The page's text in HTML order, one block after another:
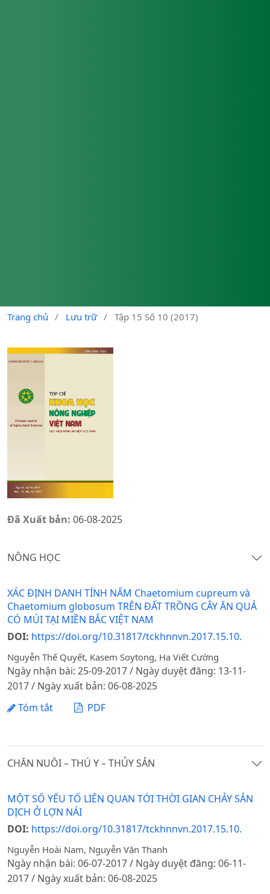
Trang chủ / Lưu trữ / Tập 15 Số 10 (2017)
Đã Xuất bản: 06-08-2025
NÔNG HỌC
XÁC ĐỊNH DANH TÍNH NẤM Chaetomium cupreum và
Chaetomium globosum TRÊN ĐẤT TRỒNG CÂY ĂN QUẢ
CÓ MÚI TẠI MIỀN BẮC VIỆT NAM
DOI: https://doi.org/10.31817/tckhnnvn.2017.15.10.
Nguyễn Thế Quyết, Kasem Soytong, Ha Viết Cường
Ngày nhận bài: 25-09-2017 / Ngày duyệt đăng: 13-11-
2017 / Ngày xuất bản: 06-08-2025
Tóm tắt
PDF
CHĂN NUÔI – THÚ Y – THỦY SẢN
MỘT SỐ YẾU TỐ LIÊN QUAN TỚI THỜI GIAN CHẢY SẢN
DỊCH Ở LỢN NÁI
DOI: https://doi.org/10.31817/tckhnnvn.2017.15.10.
Nguyễn Hoài Nam, Nguyễn Văn Thanh
Ngày nhận bài: 06-07-2017 / Ngày duyệt đăng: 06-11-
2017 / Ngày xuất bản: 06-08-2025